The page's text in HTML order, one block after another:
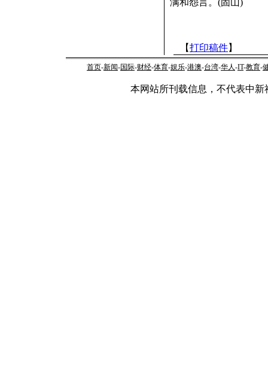
满和怨言。(固山)
【打印稿件】
首页-新闻-国际-财经-体育-娱乐-港澳-台湾-华人-IT-教育-
本网站所刊载信息，不代表中